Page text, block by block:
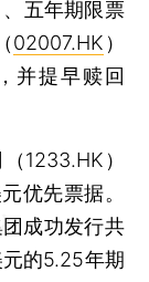
五年期限票
（02007.HK ）
并提早赎回
1233.HK）
优先票据。
团成功发行共
的5.25年期